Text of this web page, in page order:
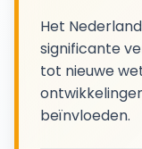
Het
significante
tot nieuwe
beïnvloeden.